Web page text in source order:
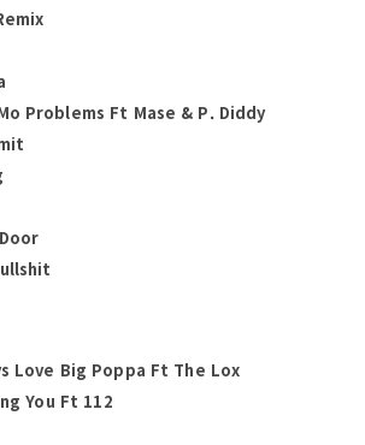
Problems Ft Mase & P. Diddy
Love Big Poppa Ft The Lox
You Ft 112